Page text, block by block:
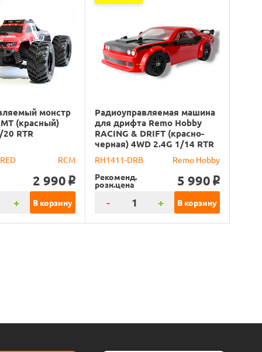
монстр
(красный)
RTR
RCM
2 990 o
+ В корзину
Радиоуправляемая машина
для дрифта Remo Hobby
RACING & DRIFT (красно-
черная) 4WD 2.4G 1/14 RTR
RH1411-DRB
Remo Hobby
Рекоменд.
розн.цена 5 990 o
- + В корзину